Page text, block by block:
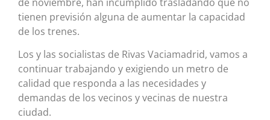
tienen previsión alguna de aumentar la capacidad
de los trenes.
Los y las socialistas de Rivas Vaciamadrid, vamos a
continuar trabajando y exigiendo un metro de
calidad que responda a las necesidades y
demandas de los vecinos y vecinas de nuestra
ciudad.